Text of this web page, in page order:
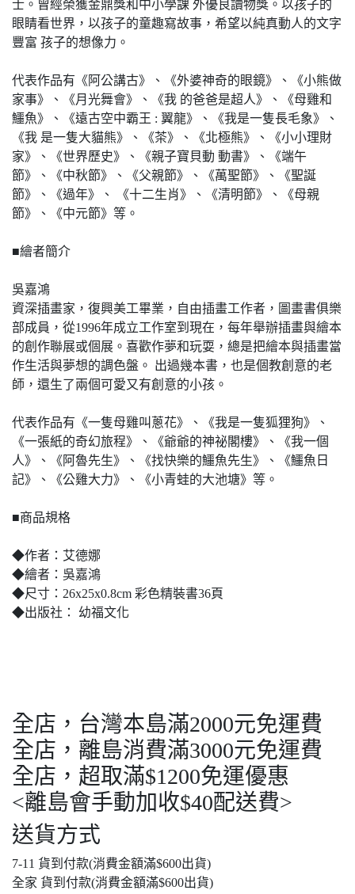
士。曾經榮獲金鼎獎和中小學課 外優良讀物獎。以孩子的
眼睛看世界，以孩子的童趣寫故事，希望以純真動人的文字
豐富 孩子的想像力。
​代表作品有《阿公講古》、《外婆神奇的眼鏡》、《小熊做
家事》、《月光舞會》、《我 的爸爸是超人》、《母雞和
鱷魚》、《遠古空中霸王 : 翼龍》、《我是一隻長毛象》、
《我 是一隻大貓熊》、《茶》、《北極熊》、《小小理財
家》、《世界歷史》、《親子寶貝動 動書》、《端午
節》、《中秋節》、《父親節》、《萬聖節》、《聖誕
節》、《過年》、 《十二生肖》、《清明節》、《母親
節》、《中元節》等。
■繪者簡介
吳嘉鴻
資深插畫家，復興美工畢業，自由插畫工作者，圖畫書俱樂
部成員，從1996年成立工作室到現在，每年舉辦插畫與繪本
的創作聯展或個展。喜歡作夢和玩耍，總是把繪本與插畫當
作生活與夢想的調色盤。 出過幾本書，也是個教創意的老
師，還生了兩個可愛又有創意的小孩。
​代表作品有《一隻母雞叫蔥花》、《我是一隻狐狸狗》、
《一張紙的奇幻旅程》、《爺爺的神祕閣樓》、《我一個
人》、《阿魯先生》、《找快樂的鱷魚先生》、《鱷魚日
記》、《公雞大力》、《小青蛙的大池塘》等。
■商品規格
◆作者：艾德娜
◆繪者：吳嘉鴻
◆尺寸：26x25x0.8cm 彩色精裝書36頁
◆出版社： 幼福文化
全店，台灣本島滿2000元免運費
全店，離島消費滿3000元免運費
全店，超取滿$1200免運優惠
<離島會手動加收$40配送費>
送貨方式
7-11 貨到付款(消費金額滿$600出貨)
全家 貨到付款(消費金額滿$600出貨)